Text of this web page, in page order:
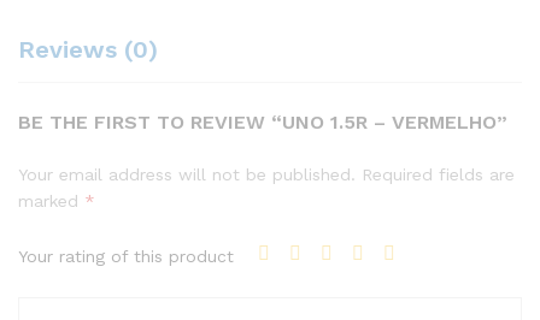
Reviews (0)
BE THE FIRST TO REVIEW “UNO 1.5R – VERMELHO”
Your email address will not be published. Required fields are
marked *
Your rating of this product